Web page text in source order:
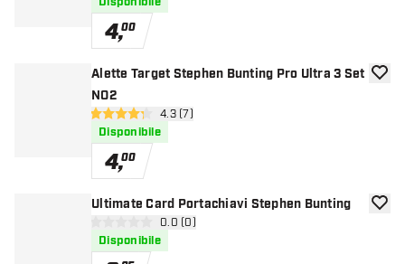
4,00
Alette Target Stephen Bunting Pro Ultra 3 Set
NO2
apri pannello recensioni
4.3 stelle di valutazione
4.3 (7)
Disponibile
4,00
Ultimate Card Portachiavi Stephen Bunting
apri pannello recensioni
0 stelle di valutazione
0.0 (0)
Disponibile